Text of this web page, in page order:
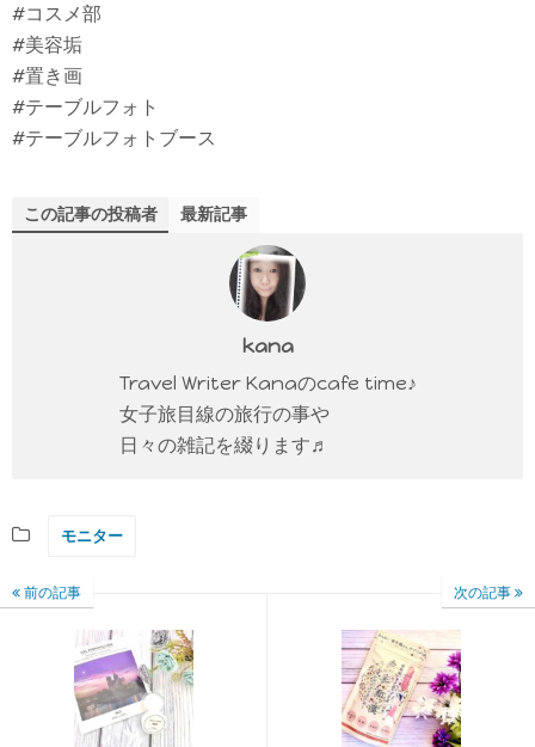
#コスメ部
#美容垢
#置き画
#テーブルフォト
#テーブルフォトブース
この記事の投稿者 最新記事
kana
Travel Writer Kanaのcafe time♪
女子旅目線の旅行の事や
日々の雑記を綴ります♬
モニター
前の記事 次の記事